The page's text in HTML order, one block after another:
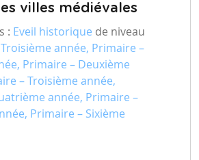
villes médiévales
: Eveil historique de niveau
année, Primaire –
Primaire – Deuxième
– Troisième année,
année, Primaire –
Primaire – Sixième